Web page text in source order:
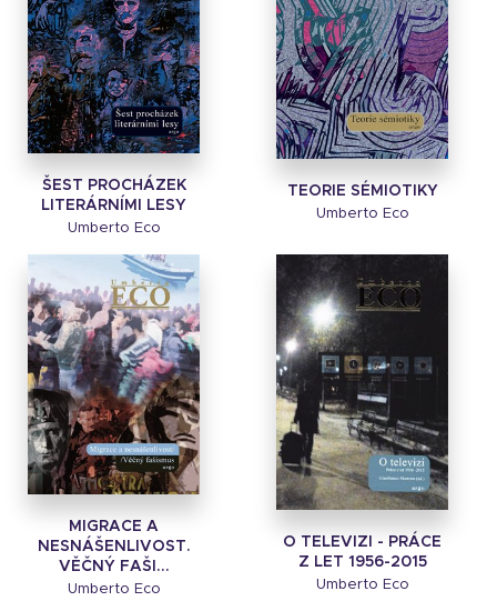
ŠEST PROCHÁZEK
LITERÁRNÍMI LESY
Umberto Eco
TEORIE SÉMIOTIKY
Umberto Eco
MIGRACE A
NESNÁŠENLIVOST.
VĚČNÝ FAŠI...
Umberto Eco
O TELEVIZI - PRÁCE
Z LET 1956-2015
Umberto Eco